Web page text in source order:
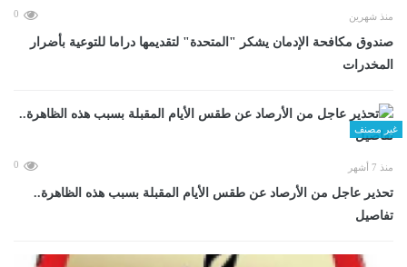
منذ شهرين 0
صندوق مكافحة الإدمان يشكر "المتحدة" لتقديمها دراما للتوعية بأضرار
المخدرات
غير مصنف
منذ 7 أشهر 0
تحذير عاجل من الأرصاد عن طقس الأيام المقبلة بسبب هذه الظاهرة..
تفاصيل